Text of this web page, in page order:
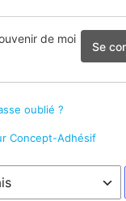
de moi
oublié ?
Concept-Adhésif